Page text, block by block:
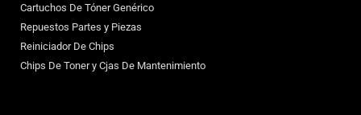
Cartuchos De Tóner Genérico
Repuestos Partes y Piezas
Reiniciador De Chips
Chips De Toner y Cjas De Mantenimiento